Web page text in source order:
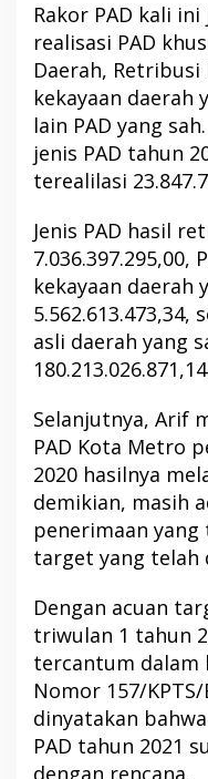
Rakor PAD kali
realisasi PAD
Daerah,
kekayaan daerah
lain PAD yang
jenis PAD tahun
terealilasi
Jenis PAD hasil
7.036.397.295,00,
kekayaan daerah
asli daerah yang
Selanjutnya, Arif
PAD Kota Metro
2020 hasilnya
demikian, masih
penerimaan
target yang telah
Dengan acuan
triwulan 1 tahun
tercantum dalam
Nomor 157/
dinyatakan
PAD tahun 2021
dengan rencana.